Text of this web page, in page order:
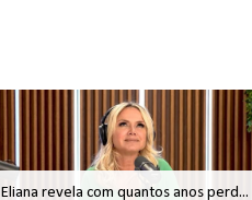
Eliana revela com quantos anos perd...